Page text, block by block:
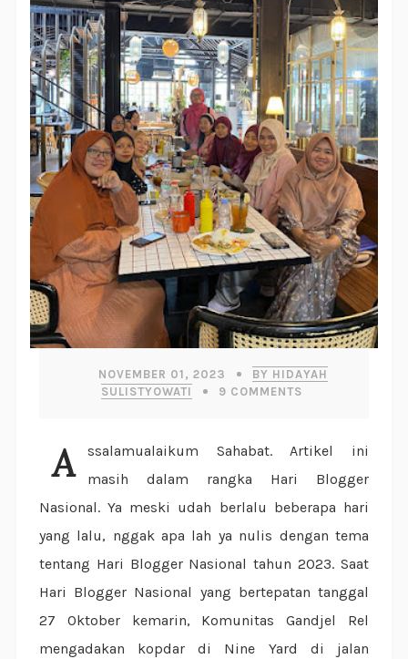
NOVEMBER 01, 2023
BY HIDAYAH
SULISTYOWATI
9 COMMENTS
Assalamualaikum Sahabat. Artikel ini
masih dalam rangka Hari Blogger
Nasional. Ya meski udah berlalu beberapa hari
yang lalu, nggak apa lah ya nulis dengan tema
tentang Hari Blogger Nasional tahun 2023. Saat
Hari Blogger Nasional yang bertepatan tanggal
27 Oktober kemarin, Komunitas Gandjel Rel
mengadakan kopdar di Nine Yard di jalan